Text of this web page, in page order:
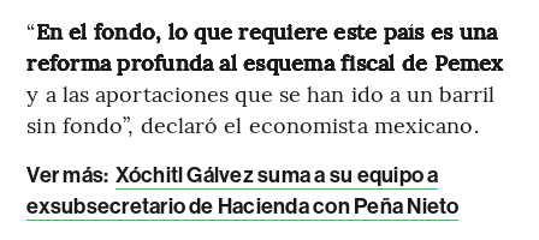
“En el fondo, lo que requiere este país es una
reforma profunda al esquema fiscal de Pemex
y a las aportaciones que se han ido a un barril
sin fondo”, declaró el economista mexicano.
Ver más: Xóchitl Gálvez suma a su equipo a
exsubsecretario de Hacienda con Peña Nieto